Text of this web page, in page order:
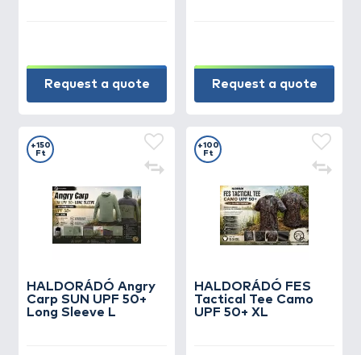
Request a quote Request a quote
HALDORÁDÓ Angry
Carp SUN UPF 50+
Long Sleeve L
+150
Ft
HALDORÁDÓ FES
Tactical Tee Camo
UPF 50+ XL
+100
Ft